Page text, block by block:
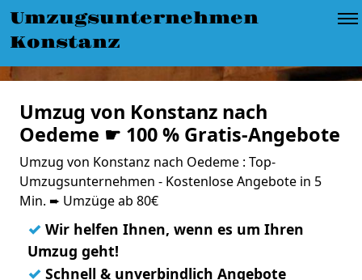
Umzugsunternehmen
Konstanz
Umzug von Konstanz nach
Oedeme ☛ 100 % Gratis-Angebote
Umzug von Konstanz nach Oedeme : Top-
Umzugsunternehmen - Kostenlose Angebote in 5
Min. ➨ Umzüge ab 80€
✓ Wir helfen Ihnen, wenn es um Ihren
Umzug geht!
✓ Schnell & unverbindlich Angebote